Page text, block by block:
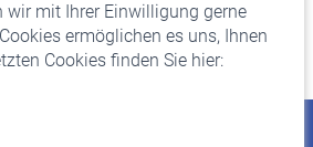
mit Ihrer Einwilligung gerne
ermöglichen es uns, Ihnen
Cookies finden Sie hier: